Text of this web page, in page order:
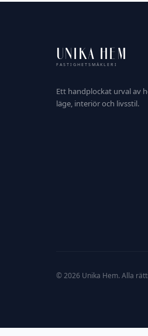
UNIKA HEM
FASTIGHETSMÄKLERI
Ett handplockat urval av
läge, interiör och livsstil.
©2026 Unika Hem. Alla